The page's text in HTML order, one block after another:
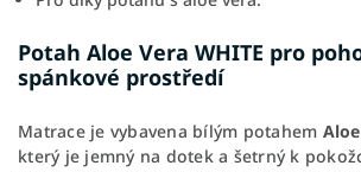
Potah Aloe Vera WHITE pro
spánkové prostředí
Matrace je vybavena bílým potahem
který je jemný na dotek a šetrný k